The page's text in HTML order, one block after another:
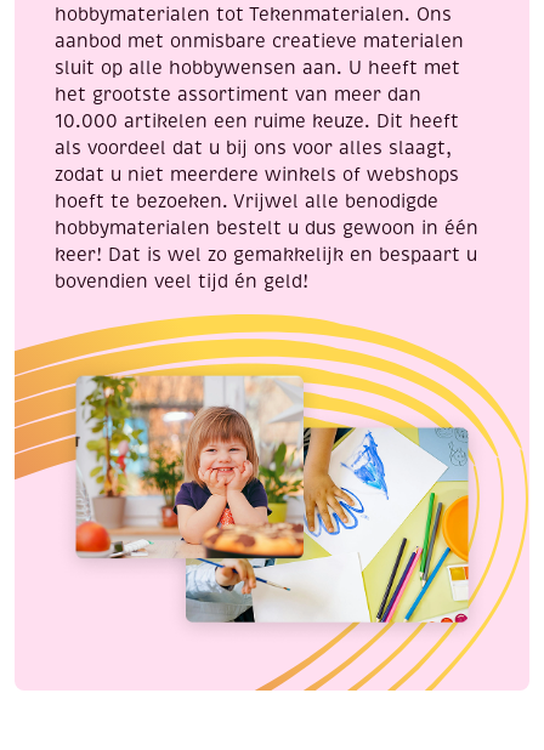
hobbymaterialen tot Tekenmaterialen. Ons
aanbod met onmisbare creatieve materialen
sluit op alle hobbywensen aan. U heeft met
het grootste assortiment van meer dan
10.000 artikelen een ruime keuze. Dit heeft
als voordeel dat u bij ons voor alles slaagt,
zodat u niet meerdere winkels of webshops
hoeft te bezoeken. Vrijwel alle benodigde
hobbymaterialen bestelt u dus gewoon in één
keer! Dat is wel zo gemakkelijk en bespaart u
bovendien veel tijd én geld!